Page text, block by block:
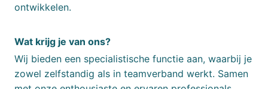
ontwikkelen.
Wat krijg je van ons?
Wij bieden een specialistische functie aan, waarbij je
zowel zelfstandig als in teamverband werkt. Samen